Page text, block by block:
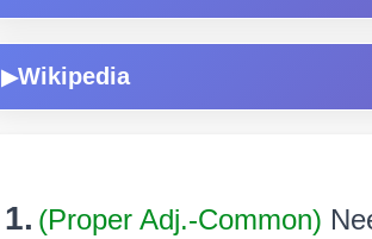
▶Wikipedia
1. (Proper Adj.-Common)